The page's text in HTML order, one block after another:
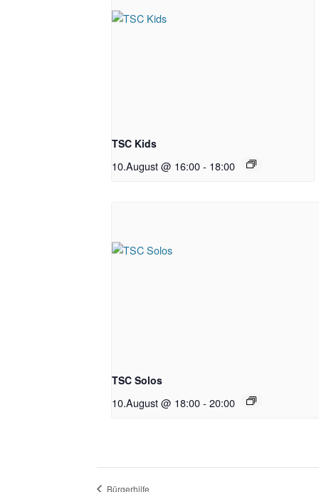
TSC Kids
10.August @ 16:00- 18:00
TSC Solos
10.August @ 18:00- 20:00
Bürgerhilfe